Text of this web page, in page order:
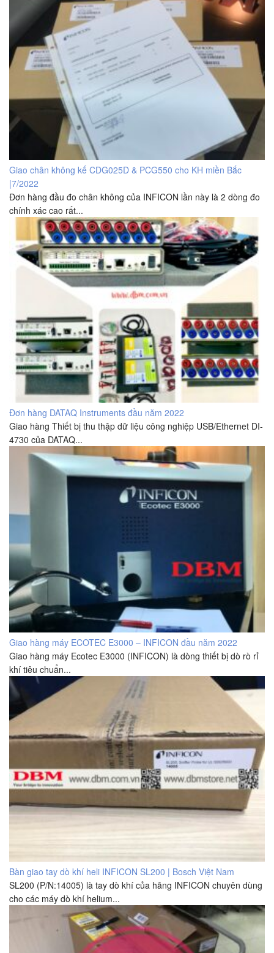
Giao chân không kế CDG025D & PCG550 cho KH miền Bắc
|7/2022
Đơn hàng đầu đo chân không của INFICON lần này là 2 dòng đo
chính xác cao rất...
Đơn hàng DATAQ Instruments đầu năm 2022
Giao hàng Thiết bị thu thập dữ liệu công nghiệp USB/Ethernet DI-
4730 của DATAQ...
Giao hàng máy ECOTEC E3000 – INFICON đầu năm 2022
Giao hàng máy Ecotec E3000 (INFICON) là dòng thiết bị dò rò rỉ
khí tiêu chuẩn...
Bàn giao tay dò khí heli INFICON SL200 | Bosch Việt Nam
SL200 (P/N:14005) là tay dò khí của hãng INFICON chuyên dùng
cho các máy dò khí helium...